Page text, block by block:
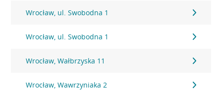
Wrocław, ul. Swobodna 1
Wrocław, ul. Swobodna 1
Wrocław, Wałbrzyska 11
Wrocław, Wawrzyniaka 2